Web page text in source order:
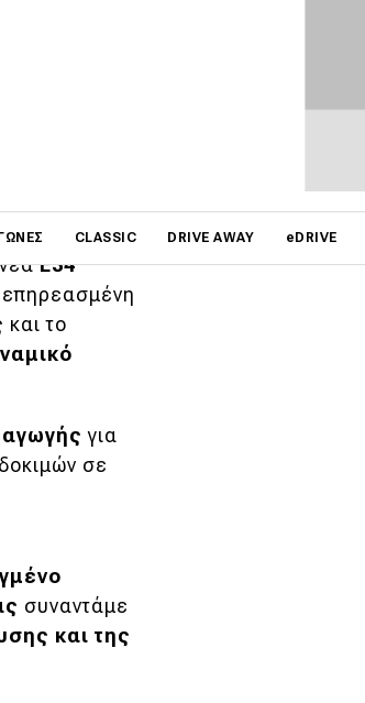
CLASSIC DRIVE AWAY eDRIVE
E34
και το
για
δοκιμών σε
συναντάμε
και της